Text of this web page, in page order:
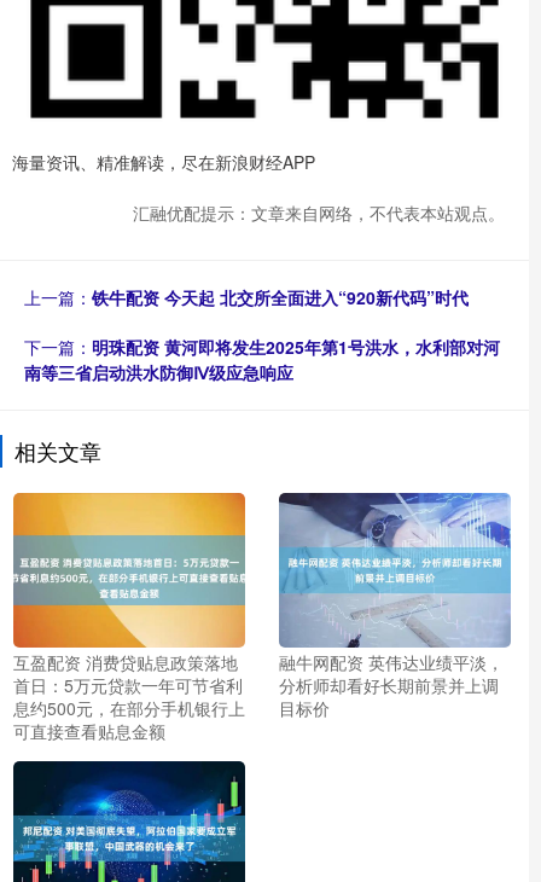
海量资讯、精准解读，尽在新浪财经APP
汇融优配提示：文章来自网络，不代表本站观点。
上一篇： 铁牛配资 今天起 北交所全面进入“920新代码”时代
下一篇： 明珠配资 黄河即将发生2025年第1号洪水，水利部对河
南等三省启动洪水防御Ⅳ级应急响应
相关文章
互盈配资 消费贷贴息政策落地
首日：5万元贷款一年可节省利
息约500元，在部分手机银行上
可直接查看贴息金额
融牛网配资 英伟达业绩平淡，
分析师却看好长期前景并上调
目标价